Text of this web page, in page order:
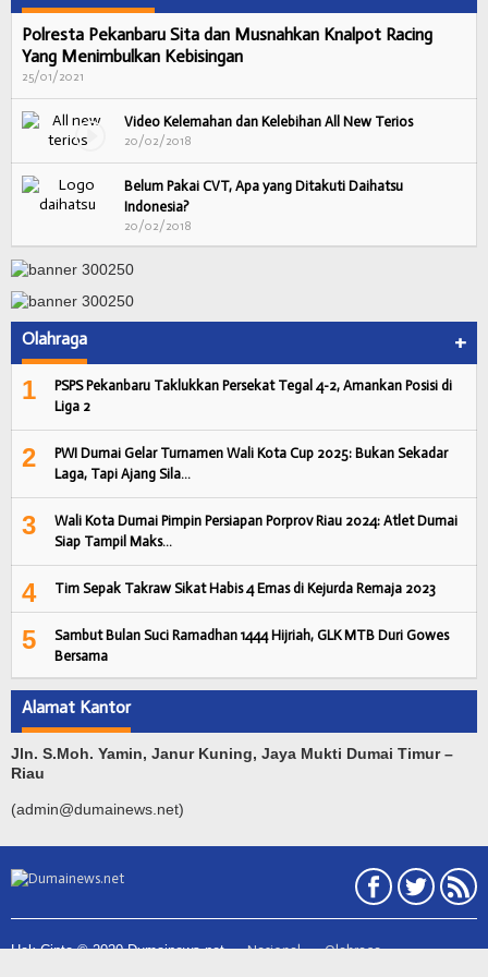
Polresta Pekanbaru Sita dan Musnahkan Knalpot Racing
Yang Menimbulkan Kebisingan
25/01/2021
Video Kelemahan dan Kelebihan All New Terios
20/02/2018
Belum Pakai CVT, Apa yang Ditakuti Daihatsu
Indonesia?
20/02/2018
Olahraga +
1
PSPS Pekanbaru Taklukkan Persekat Tegal 4-2, Amankan Posisi di
Liga 2
2
PWI Dumai Gelar Turnamen Wali Kota Cup 2025: Bukan Sekadar
Laga, Tapi Ajang Sila…
3
Wali Kota Dumai Pimpin Persiapan Porprov Riau 2024: Atlet Dumai
Siap Tampil Maks…
4 Tim Sepak Takraw Sikat Habis 4 Emas di Kejurda Remaja 2023
5
Sambut Bulan Suci Ramadhan 1444 Hijriah, GLK MTB Duri Gowes
Bersama
Alamat Kantor
Jln. S.Moh. Yamin, Janur Kuning, Jaya Mukti Dumai Timur –
Riau
(admin@dumainews.net)
Hak Cipta © 2020 Dumainews.net Nasional
Olahraga